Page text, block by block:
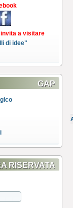
invita a visitare
di idee"
GAP
RISERVATA